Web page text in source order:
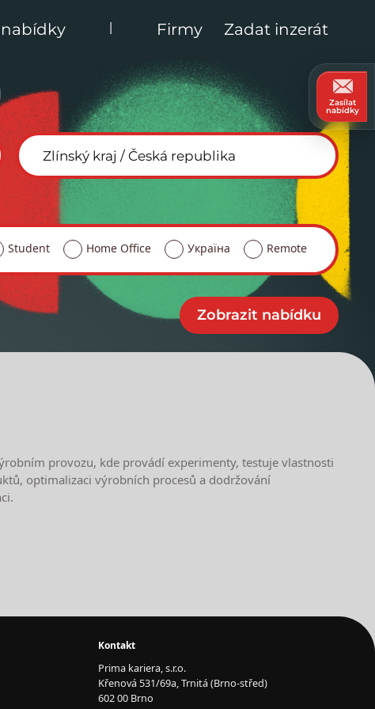
| Firmy Zadat inzerát
Student Home Office Україна Remote
provozu, kde provádí experimenty, testuje vlastnosti
optimalizaci výrobních procesů a dodržování
Zasílat
nabídky
Kontakt
Prima kariera, s.r.o.
Křenová 531/69a, Trnitá (Brno-střed)
602 00 Brno